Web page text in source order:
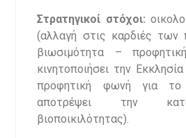
Στρατηγικοί στόχοι:
(αλλαγή στις καρδιές
βιωσιμότητα –
κινητοποιήσει την
προφητική φωνή για
αποτρέψει την
βιοποικιλότητας).